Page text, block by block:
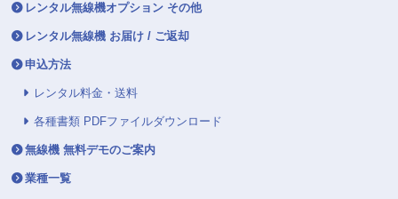
レンタル無線機オプション その他
レンタル無線機 お届け / ご返却
申込方法
レンタル料金・送料
各種書類 PDFファイルダウンロード
無線機 無料デモのご案内
業種一覧